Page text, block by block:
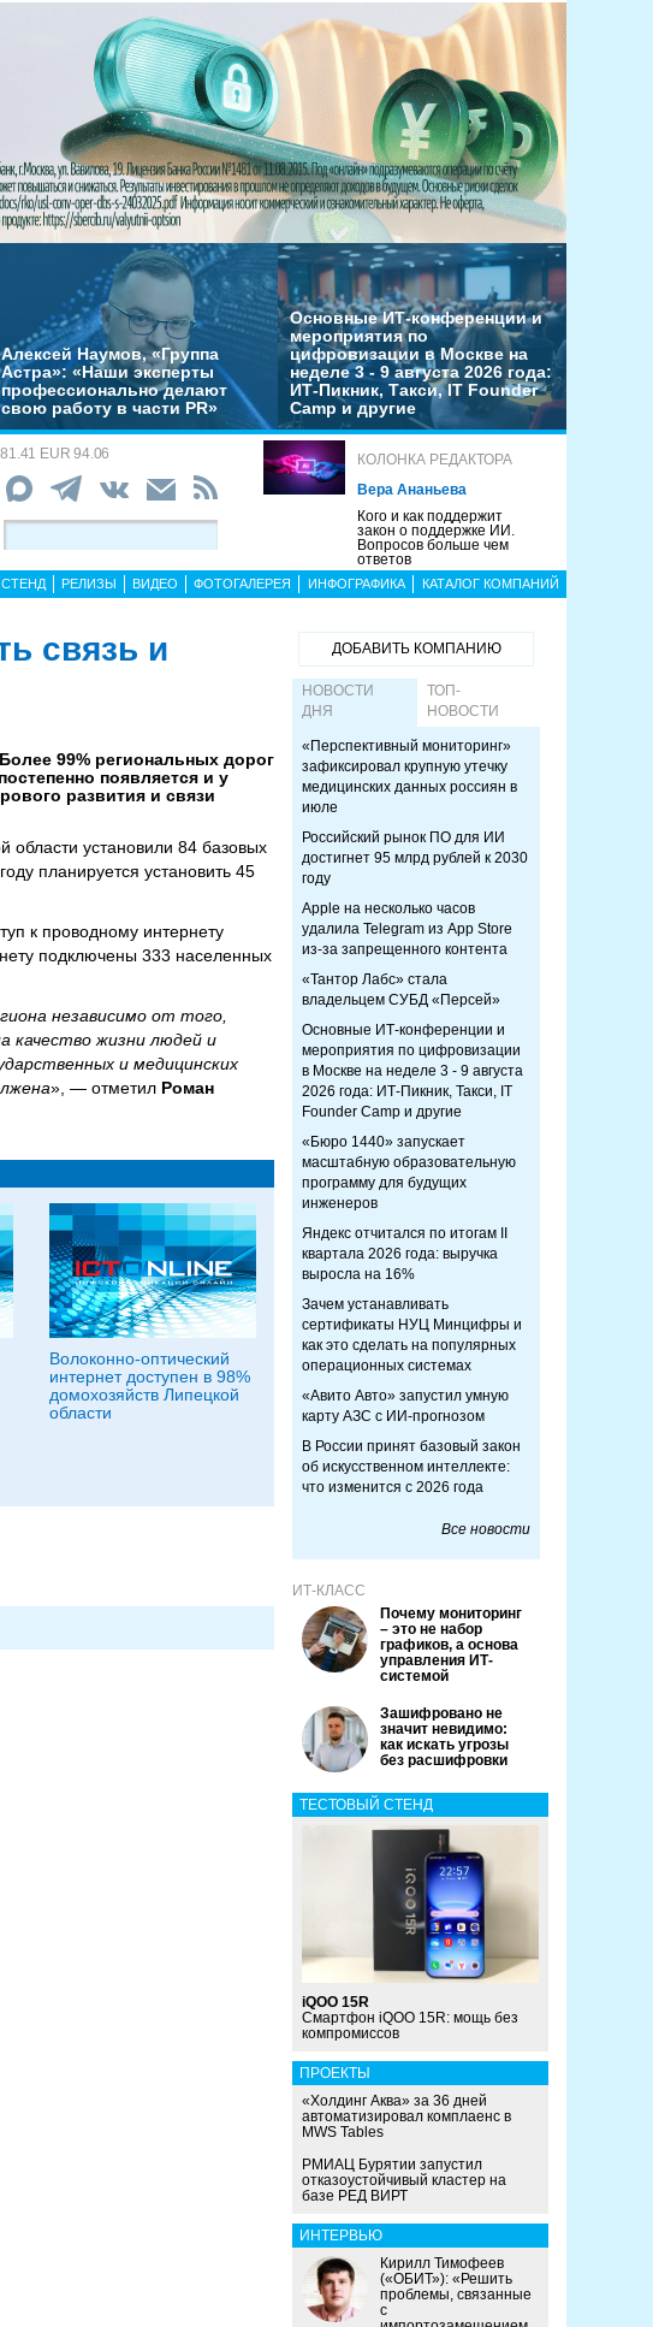
Алексей Наумов, «Группа
Астра»: «Наши эксперты
профессионально делают
свою работу в части PR»
Основные ИТ-конференции и
мероприятия по
цифровизации в Москве на
неделе 3 - 9 августа 2026 года:
ИТ-Пикник, Такси, IT Founder
Camp и другие
EUR 94.06
КОЛОНКА РЕДАКТОРА
Вера Ананьева
Кого и как поддержит
закон о поддержке ИИ.
Вопросов больше чем
ответов
РЕЛИЗЫ ВИДЕО ФОТОГАЛЕРЕЯ ИНФОГРАФИКА КАТАЛОГ КОМПАНИЙ
связь и
99% региональных дорог
появляется и у
развития и связи
области установили 84 базовых
планируется установить 45
к проводному интернету
подключены 333 населенных
независимо от того,
качество жизни людей и
и медицинских
», — отметил Роман
Волоконно-оптический
интернет доступен в 98%
домохозяйств Липецкой
области
ДОБАВИТЬ КОМПАНИЮ
НОВОСТИ
ДНЯ
ТОП-
НОВОСТИ
«Перспективный мониторинг»
зафиксировал крупную утечку
медицинских данных россиян в
июле
Российский рынок ПО для ИИ
достигнет 95 млрд рублей к 2030
году
Apple на несколько часов
удалила Telegram из App Store
из-за запрещенного контента
«Тантор Лабс» стала
владельцем СУБД «Персей»
Основные ИТ-конференции и
мероприятия по цифровизации
в Москве на неделе 3 - 9 августа
2026 года: ИТ-Пикник, Такси, IT
Founder Camp и другие
«Бюро 1440» запускает
масштабную образовательную
программу для будущих
инженеров
Яндекс отчитался по итогам II
квартала 2026 года: выручка
выросла на 16%
Зачем устанавливать
сертификаты НУЦ Минцифры и
как это сделать на популярных
операционных системах
«Авито Авто» запустил умную
карту АЗС с ИИ-прогнозом
В России принят базовый закон
об искусственном интеллекте:
что изменится с 2026 года
Все новости
ИТ-КЛАСС
Почему мониторинг
– это не набор
графиков, а основа
управления ИТ-
системой
Зашифровано не
значит невидимо:
как искать угрозы
без расшифровки
ТЕСТОВЫЙ СТЕНД
iQOO 15R
Смартфон iQOO 15R: мощь без
компромиссов
ПРОЕКТЫ
«Холдинг Аква» за 36 дней
автоматизировал комплаенс в
MWS Tables
РМИАЦ Бурятии запустил
отказоустойчивый кластер на
базе РЕД ВИРТ
ИНТЕРВЬЮ
Кирилл Тимофеев
(«ОБИТ»): «Решить
проблемы, связанные
с